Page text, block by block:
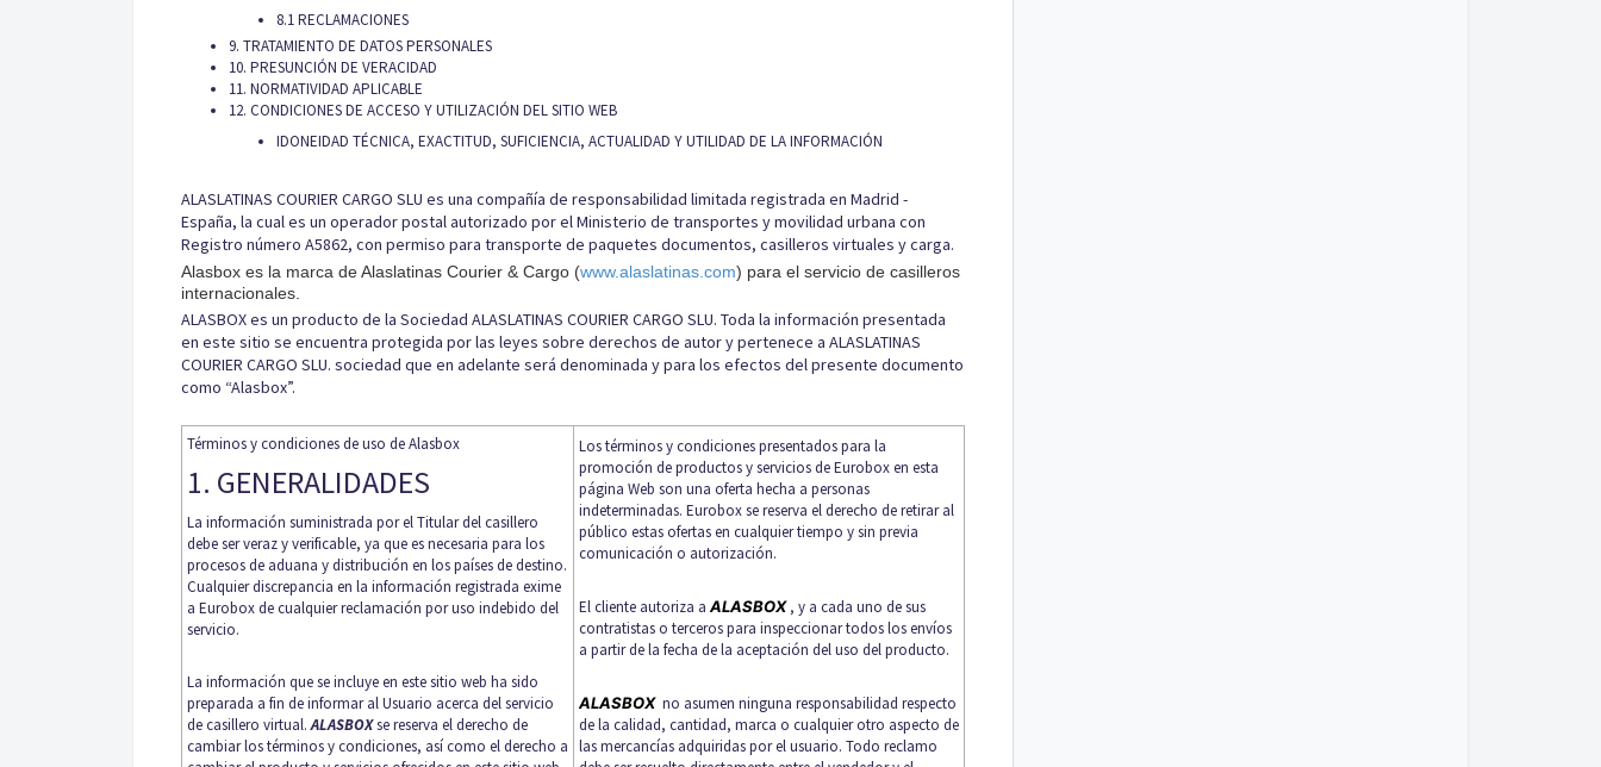
8.1 RECLAMACIONES
9. TRATAMIENTO DE DATOS PERSONALES
10. PRESUNCIÓN DE VERACIDAD
11. NORMATIVIDAD APLICABLE
12. CONDICIONES DE ACCESO Y UTILIZACIÓN DEL SITIO WEB
IDONEIDAD TÉCNICA, EXACTITUD, SUFICIENCIA, ACTUALIDAD Y UTILIDAD DE LA INFORMACIÓN
ALASLATINAS COURIER CARGO SLU es una compañía de responsabilidad limitada registrada en Madrid -
España, la cual es un operador postal autorizado por el Ministerio de transportes y movilidad urbana con
Registro número A5862, con permiso para transporte de paquetes documentos, casilleros virtuales y carga.
Alasbox es la marca de Alaslatinas Courier & Cargo (www.alaslatinas.com) para el servicio de casilleros
internacionales.
ALASBOX es un producto de la Sociedad ALASLATINAS COURIER CARGO SLU. Toda la información presentada
en este sitio se encuentra protegida por las leyes sobre derechos de autor y pertenece a ALASLATINAS
COURIER CARGO SLU. sociedad que en adelante será denominada y para los efectos del presente documento
como “Alasbox”.
Términos y condiciones de uso de Alasbox
1. GENERALIDADES
La información suministrada por el Titular del casillero
debe ser veraz y verificable, ya que es necesaria para los
procesos de aduana y distribución en los países de destino.
Cualquier discrepancia en la información registrada exime
a Eurobox de cualquier reclamación por uso indebido del
servicio.
La información que se incluye en este sitio web ha sido
preparada a fin de informar al Usuario acerca del servicio
de casillero virtual.ALASBOXse reserva el derecho de
cambiar los términos y condiciones, así como el derecho a
Los términos y condiciones presentados para la
promoción de productos y servicios de Eurobox en esta
página Web son una oferta hecha a personas
indeterminadas. Eurobox se reserva el derecho de retirar al
público estas ofertas en cualquier tiempo y sin previa
comunicación o autorización.
El cliente autoriza a ALASBOX, y a cada uno de sus
contratistas o terceros para inspeccionar todos los envíos
a partir de la fecha de la aceptación del uso del producto.
ALASBOXno asumen ninguna responsabilidad respecto
de la calidad, cantidad, marca o cualquier otro aspecto de
las mercancías adquiridas por el usuario. Todo reclamo